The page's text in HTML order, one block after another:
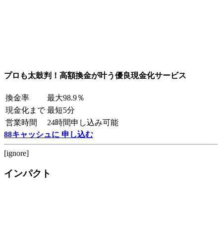
プロも太鼓判！高額換金が叶う優良現金化サービス
換金率
最大98.9％
現金化まで 最短5分
営業時間
24時間申し込み可能
88キャッシュに 申し込む
[ignore]
インパクト